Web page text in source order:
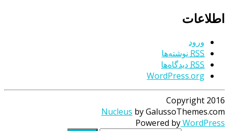
اطلاعات
ورود
RSS نوشته‌ها
RSSدیدگاه‌ها
WordPress.org
Copyright 2016
Nucleus by GalussoThemes.com
Powered byWordPress